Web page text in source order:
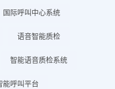
国际呼叫中心系统
语音智能质检
智能语音质检系统
能呼叫平台